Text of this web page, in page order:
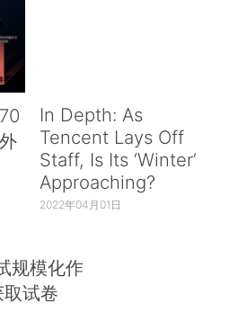
In Depth: As
Tencent Lays Off
Staff, Is Its ‘Winter’
Approaching?
2022年04月01日
规模化作
试卷